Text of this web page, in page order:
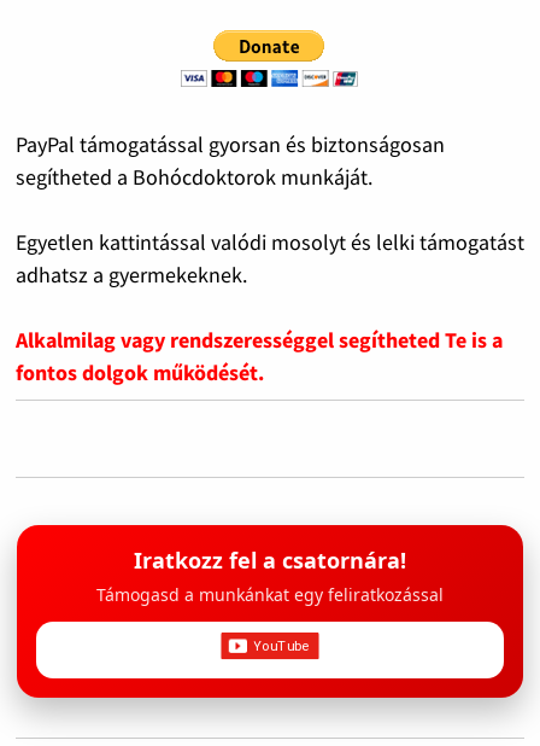
PayPal támogatással gyorsan és biztonságosan
segítheted a Bohócdoktorok munkáját.
Egyetlen kattintással valódi mosolyt és lelki támogatást
adhatsz a gyermekeknek.
Alkalmilag vagy rendszerességgel segítheted Te is a
fontos dolgok működését.
Iratkozz fel a csatornára!
Támogasd a munkánkat egy feliratkozással